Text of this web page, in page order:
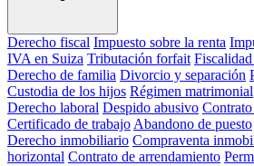
Derecho fiscal Impuesto sobre la renta
IVA en Suiza Tributación forfait
Derecho de familia Divorcio y separación
Custodia de los hijos Régimen matrimonial
Derecho laboral Despido abusivo
Certificado de trabajo Abandono de puesto
Derecho inmobiliario Compraventa
horizontal Contrato de arrendamiento